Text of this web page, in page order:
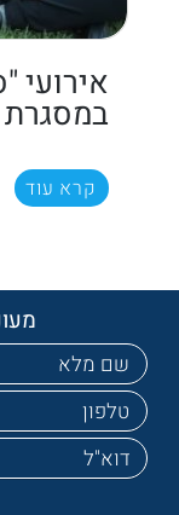
אירועי
במסגרת
קרא עוד